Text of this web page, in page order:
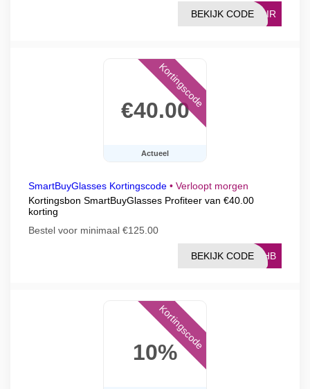
PAIR
BEKIJK CODE
€40.00
Actueel
Kortingscode
SmartBuyGlasses Kortingscode • Verloopt morgen
Kortingsbon SmartBuyGlasses Profiteer van €40.00
korting
Bestel voor minimaal €125.00
URHB
BEKIJK CODE
10%
Kortingscode